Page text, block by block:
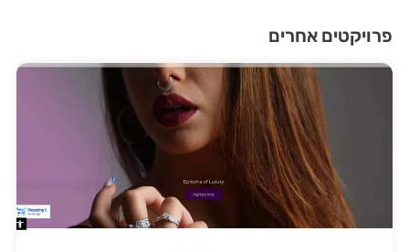
פרויקטים אחרים